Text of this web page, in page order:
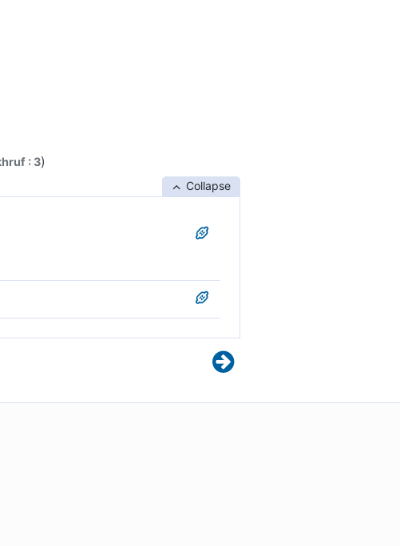
: 3)
Collapse